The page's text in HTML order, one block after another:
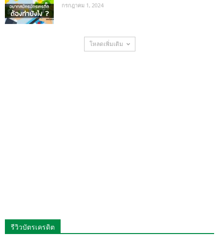
กรกฎาคม 1, 2024
โหลดเพิ่มเติม
รีวิวบัตรเครดิต